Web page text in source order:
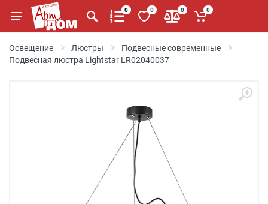
0 0 0 0
Освещение Люстры
Подвесные современные
Подвесная люстра Lightstar LR02040037